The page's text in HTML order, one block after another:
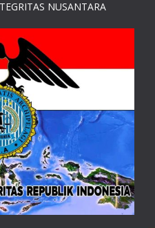
NUSANTARA